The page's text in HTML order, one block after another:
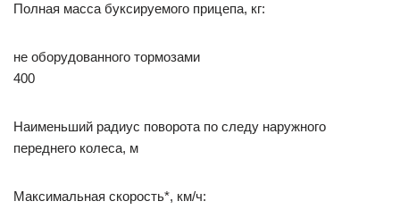
Полная масса буксируемого прицепа, кг:
не оборудованного тормозами
400
Наименьший радиус поворота по следу наружного
переднего колеса, м
Максимальная скорость*, км/ч: